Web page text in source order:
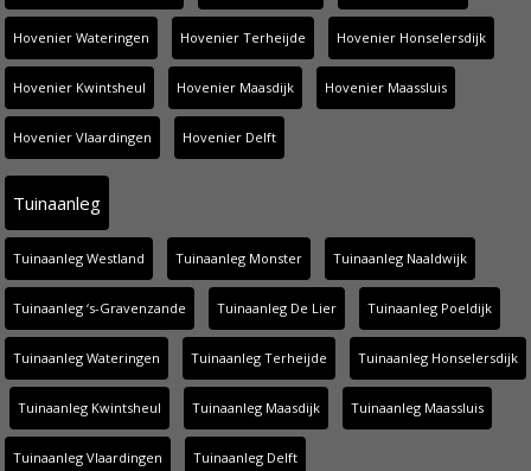
Hovenier Wateringen Hovenier Terheijde Hovenier Honselersdijk
Hovenier Kwintsheul Hovenier Maasdijk Hovenier Maassluis
Hovenier Vlaardingen Hovenier Delft
Tuinaanleg
Tuinaanleg Westland Tuinaanleg Monster Tuinaanleg Naaldwijk
Tuinaanleg ‘s-Gravenzande Tuinaanleg De Lier Tuinaanleg Poeldijk
Tuinaanleg Wateringen Tuinaanleg Terheijde Tuinaanleg Honselersdijk
Tuinaanleg Kwintsheul Tuinaanleg Maasdijk Tuinaanleg Maassluis
Tuinaanleg Vlaardingen Tuinaanleg Delft